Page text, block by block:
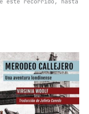
este recorrido, hasta